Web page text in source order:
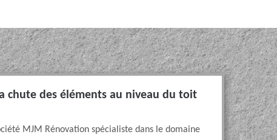
chute des éléments au niveau du toit
MJM Rénovation spécialiste dans le domaine